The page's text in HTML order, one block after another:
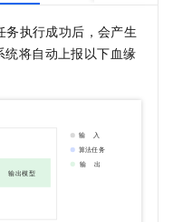
务执行成功后，会产生
将自动上报以下血缘